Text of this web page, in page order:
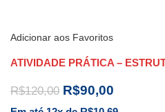
Adicionar aos Favoritos
ATIVIDADE PRÁTICA –
R$120,00 R$90,00